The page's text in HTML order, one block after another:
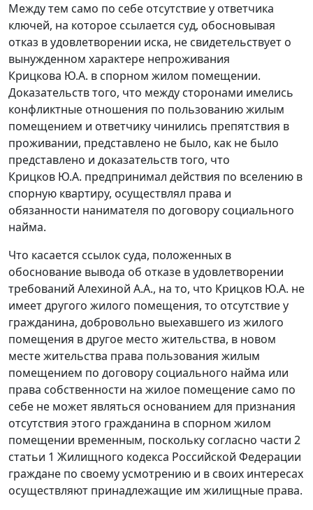
Между тем само по себе отсутствие у ответчика
ключей, на которое ссылается суд, обосновывая
отказ в удовлетворении иска, не свидетельствует о
вынужденном характере непроживания
Крицкова Ю.А. в спорном жилом помещении.
Доказательств того, что между сторонами имелись
конфликтные отношения по пользованию жилым
помещением и ответчику чинились препятствия в
проживании, представлено не было, как не было
представлено и доказательств того, что
Крицков Ю.А. предпринимал действия по вселению в
спорную квартиру, осуществлял права и
обязанности нанимателя по договору социального
найма.
Что касается ссылок суда, положенных в
обоснование вывода об отказе в удовлетворении
требований Алехиной А.А., на то, что Крицков Ю.А. не
имеет другого жилого помещения, то отсутствие у
гражданина, добровольно выехавшего из жилого
помещения в другое место жительства, в новом
месте жительства права пользования жилым
помещением по договору социального найма или
права собственности на жилое помещение само по
себе не может являться основанием для признания
отсутствия этого гражданина в спорном жилом
помещении временным, поскольку согласно части 2
статьи 1 Жилищного кодекса Российской Федерации
граждане по своему усмотрению и в своих интересах
осуществляют принадлежащие им жилищные права.